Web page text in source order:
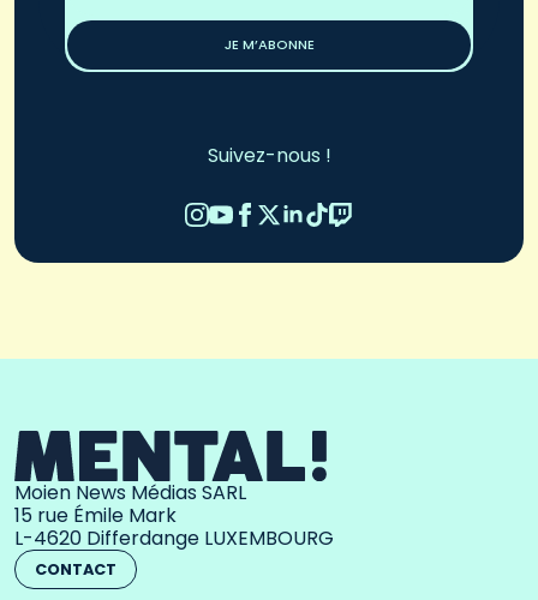
JE M’ABONNE
Suivez-nous !
Moien News Médias SARL
15 rue Émile Mark
L-4620 Differdange LUXEMBOURG
CONTACT